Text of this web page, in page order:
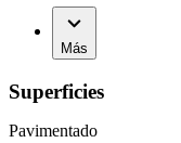
Más
Superficies
Pavimentado